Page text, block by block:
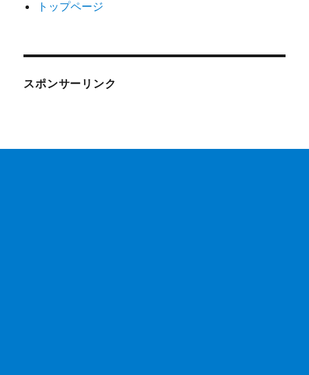
トップページ
スポンサーリンク